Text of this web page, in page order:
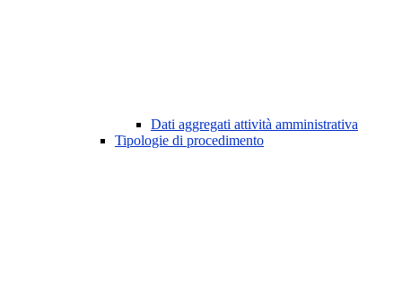
Dati aggregati attività amministrativa
Tipologie di procedimento